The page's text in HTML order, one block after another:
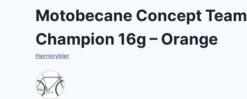
Motobecane Concept Team
Champion 16g – Orange
Herrecykler